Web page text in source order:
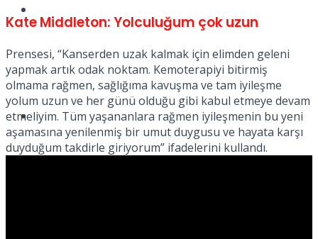
Müzik
No Result
View All Result
Kate Middleton: Yolculuğum çok uzun
Prensesi, “Kanserden uzak kalmak için elimden geleni
yapmak artık odak noktam. Kemoterapiyi bitirmiş
olmama rağmen, sağlığıma kavuşma ve tam iyileşme
yolum uzun ve her günü olduğu gibi kabul etmeye devam
etmeliyim. Tüm yaşananlara rağmen iyileşmenin bu yeni
aşamasına yenilenmiş bir umut duygusu ve hayata karşı
duyduğum takdirle giriyorum” ifadelerini kullandı.